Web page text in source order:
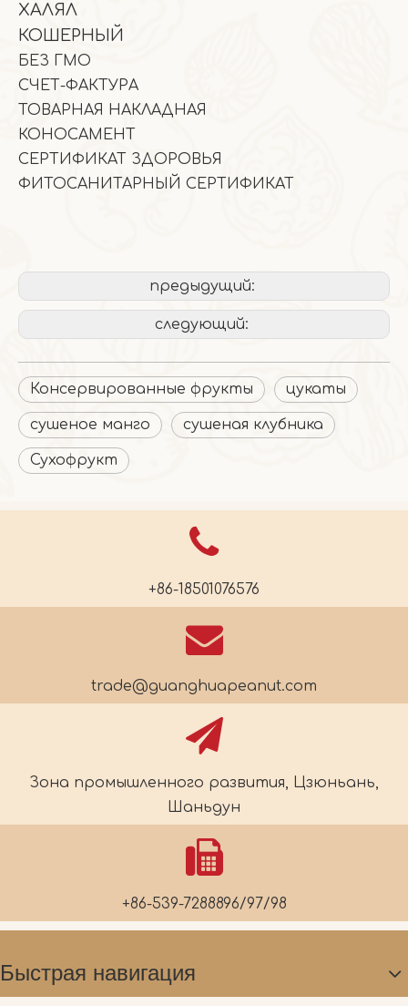
ХАЛЯЛ
КОШЕРНЫЙ
БЕЗ ГМО
СЧЕТ-ФАКТУРА
ТОВАРНАЯ НАКЛАДНАЯ
КОНОСАМЕНТ
СЕРТИФИКАТ ЗДОРОВЬЯ
ФИТОСАНИТАРНЫЙ СЕРТИФИКАТ
предыдущий:
следующий:
Консервированные фрукты цукаты
сушеное манго сушеная клубника
Сухофрукт
+86-18501076576
trade@guanghuapeanut.com
Зона промышленного развития, Цзюньань,
Шаньдун
+86-539-7288896/97/98
Быстрая навигация